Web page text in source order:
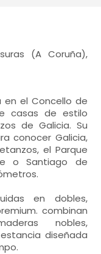
(A Coruña),
en el Concello de
casas de estilo
de Galicia. Su
conocer Galicia,
el Parque
o Santiago de
en dobles,
combinan
nobles,
diseñada